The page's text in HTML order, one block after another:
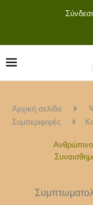
Αρχική σελίδα
Συμπεριφορές